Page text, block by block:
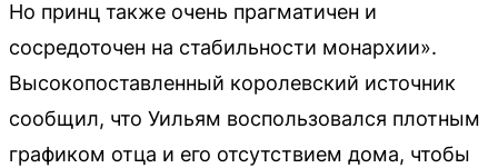
Но принц также очень прагматичен и
сосредоточен на стабильности монархии».
Высокопоставленный королевский источник
сообщил, что Уильям воспользовался плотным
графиком отца и его отсутствием дома, чтобы